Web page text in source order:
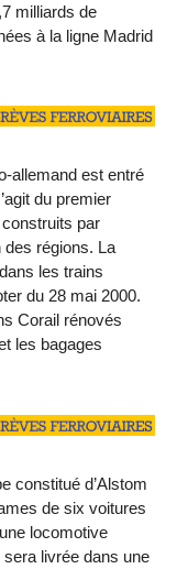
milliards de
à la ligne Madrid
allemand est entré
du premier
par
régions. La
les trains
du 28 mai 2000.
Corail rénovés
les bagages
constitué d’Alstom
de six voitures
locomotive
livrée dans une